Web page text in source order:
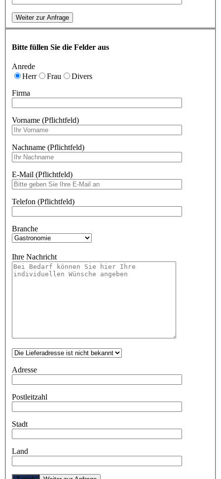
Weiter zur Anfrage
Bitte füllen Sie die Felder aus
Anrede
Herr
Frau
Divers
Firma
Vorname (Pflichtfeld)
Nachname (Pflichtfeld)
E-Mail (Pflichtfeld)
Telefon (Pflichtfeld)
Branche
Ihre Nachricht
Adresse
Postleitzahl
Stadt
Land